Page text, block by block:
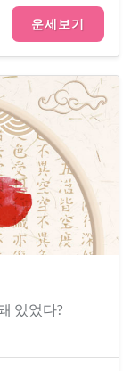
운세보기
있었다?